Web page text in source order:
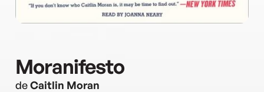
Moranifesto
deCaitlin Moran